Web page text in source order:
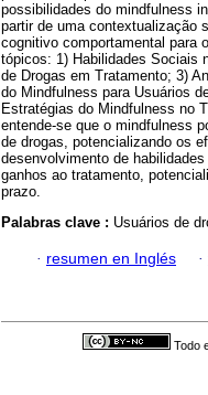
possibilidades do mindfulness
partir de uma contextualização
cognitivo comportamental para
tópicos: 1) Habilidades Sociais
de Drogas em Tratamento; 3)
do Mindfulness para Usuários
Estratégias do Mindfulness no
entende-se que o mindfulness
de drogas, potencializando os
desenvolvimento de
ganhos ao tratamento,
prazo.
Palabras clave : Usuários de
· resumen en Inglés ·
Todo